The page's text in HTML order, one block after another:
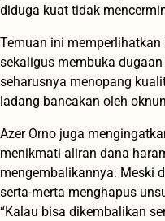
diduga kuat tidak
Temuan ini
sekaligus membuka
seharusnya menopang
ladang bancakan oleh
Azer Orno juga
menikmati aliran dana
mengembalikannya. Meski
serta-merta menghapus
“Kalau bisa dikembalikan